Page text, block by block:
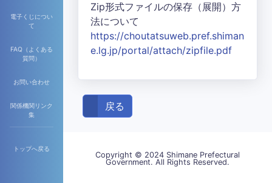
電子くじについ
て
FAQ（よくある
質問）
お問い合わせ
関係機関リンク
集
トップへ戻る
Zip形式ファイルの保存（展開）方
法について
https://choutatsuweb.pref.shiman
e.lg.jp/portal/attach/zipfile.pdf
戻る
Copyright © 2024 Shimane Prefectural
Government. All Rights Reserved.